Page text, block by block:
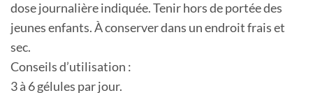
dose journalière indiquée. Tenir hors de portée des
jeunes enfants. À conserver dans un endroit frais et
sec.
Conseils d’utilisation :
3 à 6 gélules par jour.